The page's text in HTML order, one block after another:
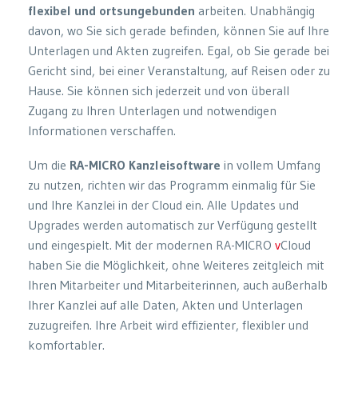
flexibel und ortsungebunden arbeiten. Unabhängig
davon, wo Sie sich gerade befinden, können Sie auf Ihre
Unterlagen und Akten zugreifen. Egal, ob Sie gerade bei
Gericht sind, bei einer Veranstaltung, auf Reisen oder zu
Hause. Sie können sich jederzeit und von überall
Zugang zu Ihren Unterlagen und notwendigen
Informationen verschaffen.
Um die RA-MICRO Kanzleisoftware in vollem Umfang
zu nutzen, richten wir das Programm einmalig für Sie
und Ihre Kanzlei in der Cloud ein. Alle Updates und
Upgrades werden automatisch zur Verfügung gestellt
und eingespielt. Mit der modernen RA-MICRO vCloud
haben Sie die Möglichkeit, ohne Weiteres zeitgleich mit
Ihren Mitarbeiter und Mitarbeiterinnen, auch außerhalb
Ihrer Kanzlei auf alle Daten, Akten und Unterlagen
zuzugreifen. Ihre Arbeit wird effizienter, flexibler und
komfortabler.